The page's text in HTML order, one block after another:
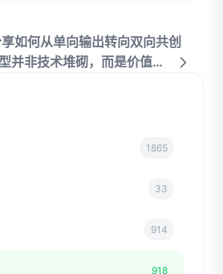
如何从单向输出转向双向共创
下一篇：数字化转型并非技术堆砌，而是价值重构
1865
33
914
918